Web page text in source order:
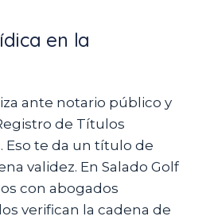
en la
ante notario público y
de Títulos
Eso te da un título de
validez. En Salado Golf
con abogados
verifican la cadena de